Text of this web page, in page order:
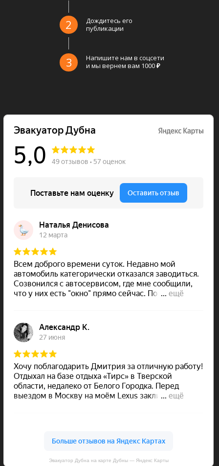
2
3
Дождитесь его
публикации
Напишите нам в соцсети
и мы вернем вам 1000₽
Эвакуатор Дубна на карте Дубны — Яндекс Карты